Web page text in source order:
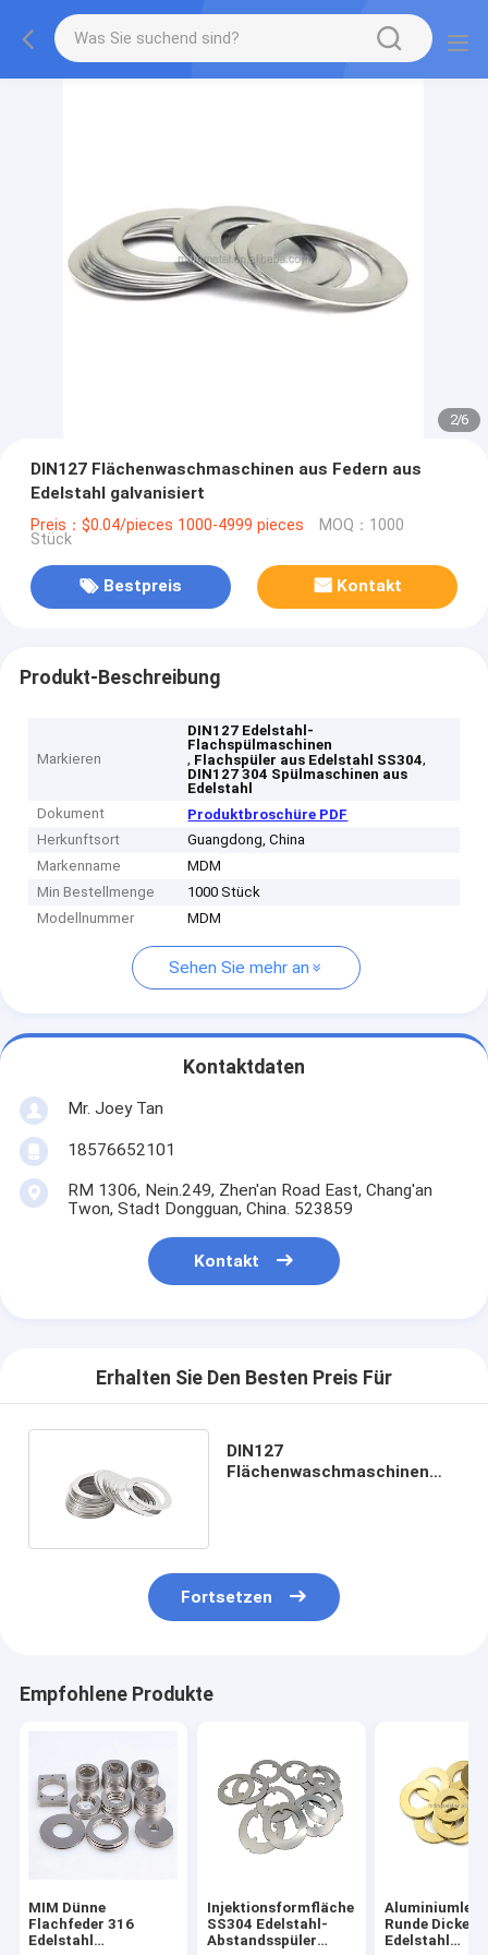
2/6
DIN127 Flächenwaschmaschinen aus Federn aus
Edelstahl galvanisiert
Preis：$0.04/pieces 1000-4999 pieces MOQ：1000
Stück
Bestpreis Kontakt
Produkt-Beschreibung
Markieren
DIN127 Edelstahl-
Flachspülmaschinen
, Flachspüler aus Edelstahl SS304,
DIN127 304 Spülmaschinen aus
Edelstahl
Dokument
Produktbroschüre PDF
Herkunftsort
Guangdong, China
Markenname
MDM
Min Bestellmenge
1000 Stück
Modellnummer
MDM
Sehen Sie mehr an
Kontaktdaten
Mr. Joey Tan
18576652101
RM 1306, Nein.249, Zhen'an Road East, Chang'an
Twon, Stadt Dongguan, China. 523859
Kontakt
Erhalten Sie Den Besten Preis Für
DIN127
Flächenwaschmaschinen
Fortsetzen
Empfohlene Produkte
MIM Dünne
Flachfeder 316
Edelstahl
Injektionsformfläche
SS304 Edelstahl-
Abstandsspüler
Runde Dicke
Edelstahl